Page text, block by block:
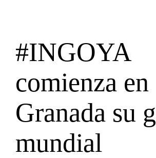
#INGOYA
comienza en
Granada su
mundial